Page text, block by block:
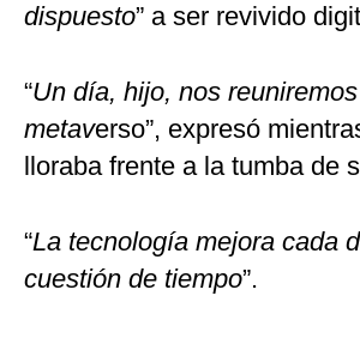
dispuesto” a ser revivido
“Un día, hijo, nos
metaverso”, expresó
lloraba frente a la tumba de
“La tecnología mejora cada
cuestión de tiempo”.